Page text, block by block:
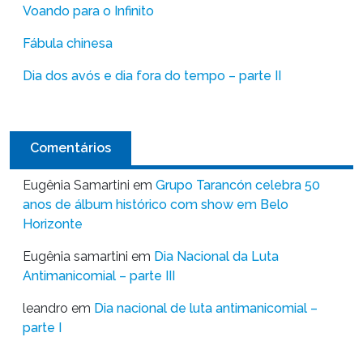
Voando para o Infinito
Fábula chinesa
Dia dos avós e dia fora do tempo – parte II
Comentários
Eugênia Samartini em Grupo Tarancón celebra 50
anos de álbum histórico com show em Belo
Horizonte
Eugênia samartini em Dia Nacional da Luta
Antimanicomial – parte III
leandro em Dia nacional de luta antimanicomial –
parte I